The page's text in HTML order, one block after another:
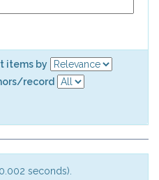
items by
record
seconds).